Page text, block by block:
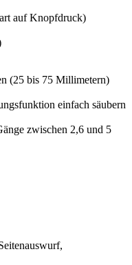
auf Knopfdruck)
(25 bis 75 Millimetern)
einfach säubern
zwischen 2,6 und 5